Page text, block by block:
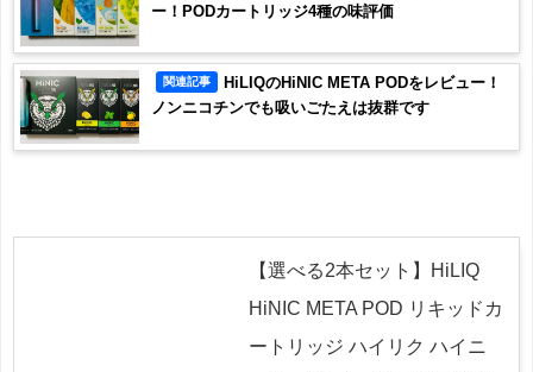
ー！PODカートリッジ4種の味評価
関連記事
HiLIQのHiNIC META PODをレビュー！
ノンニコチンでも吸いごたえは抜群です
【選べる2本セット】HiLIQ
HiNIC META POD リキッドカ
ートリッジ ハイリク ハイニ